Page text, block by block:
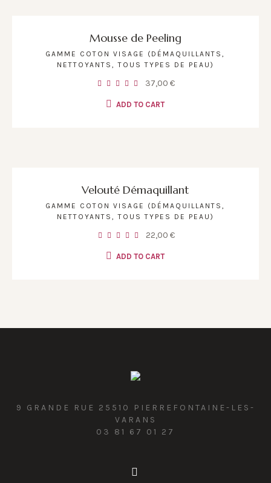
Mousse de Peeling
GAMME COTON VISAGE (DÉMAQUILLANTS,
NETTOYANTS, TOUS TYPES DE PEAU)
37,00 €
ADD TO CART
Velouté Démaquillant
GAMME COTON VISAGE (DÉMAQUILLANTS,
NETTOYANTS, TOUS TYPES DE PEAU)
22,00 €
ADD TO CART
9 GRANDE RUE 25510 PIERREFONTAINE-LES-
VARANS
03 81 67 01 27